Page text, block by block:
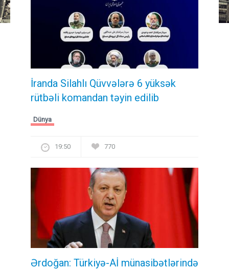
İranda Silahlı Qüvvələrə 6 yüksək
rütbəli komandan təyin edilib
Dünya
19:50 770
Ərdoğan: Türkiyə-Aİ münasibətlərində